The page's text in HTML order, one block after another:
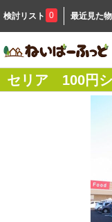
検討リスト 0 最近見た
セリア 100円